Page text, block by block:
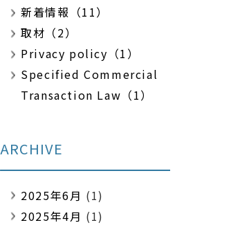
新着情報（11）
取材（2）
Privacy policy（1）
Specified Commercial
Transaction Law（1）
ARCHIVE
2025年6月 (1)
2025年4月 (1)